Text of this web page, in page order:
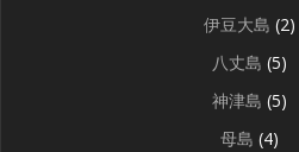
伊豆大島 (2)
八丈島 (5)
神津島 (5)
母島 (4)